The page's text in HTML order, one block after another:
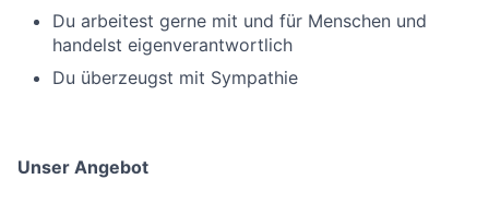
Du arbeitest gerne mit und für Menschen und
handelst eigenverantwortlich
Du überzeugst mit Sympathie
Unser Angebot